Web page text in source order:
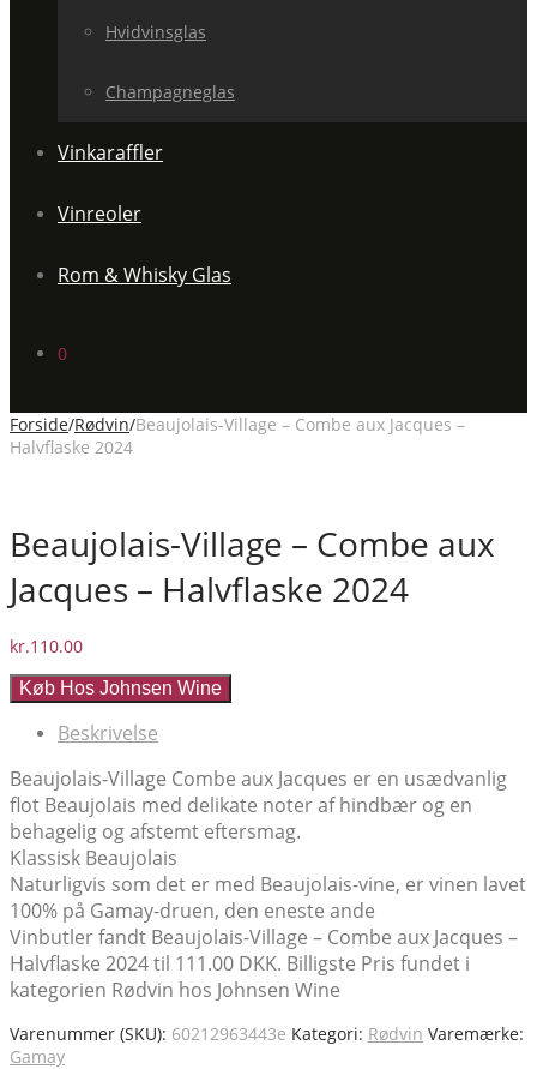
Hvidvinsglas
Champagneglas
Vinkaraffler
Vinreoler
Rom & Whisky Glas
0
Forside/Rødvin/Beaujolais-Village – Combe aux Jacques –
Halvflaske 2024
Beaujolais-Village – Combe aux
Jacques – Halvflaske 2024
kr.110.00
Køb Hos Johnsen Wine
Beskrivelse
Beaujolais-Village Combe aux Jacques er en usædvanlig
flot Beaujolais med delikate noter af hindbær og en
behagelig og afstemt eftersmag.
Klassisk Beaujolais
Naturligvis som det er med Beaujolais-vine, er vinen lavet
100% på Gamay-druen, den eneste ande
Vinbutler fandt Beaujolais-Village – Combe aux Jacques –
Halvflaske 2024 til 111.00 DKK. Billigste Pris fundet i
kategorien Rødvin hos Johnsen Wine
Varenummer (SKU): 60212963443e Kategori: Rødvin Varemærke:
Gamay